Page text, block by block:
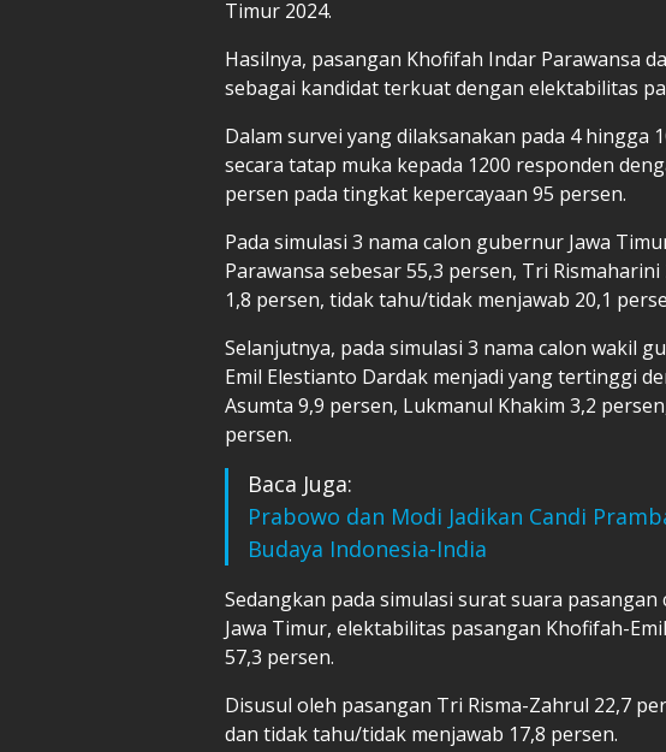
Timur 2024.
Hasilnya, pasangan Khofifah Indar Parawansa
sebagai kandidat terkuat dengan elektabilitas
Dalam survei yang dilaksanakan pada 4 hingga
secara tatap muka kepada 1200 responden
persen pada tingkat kepercayaan 95 persen.
Pada simulasi 3 nama calon gubernur Jawa
Parawansa sebesar 55,3 persen, Tri
1,8 persen, tidak tahu/tidak menjawab 20,1
Selanjutnya, pada simulasi 3 nama calon wakil
Emil Elestianto Dardak menjadi yang tertinggi
Asumta 9,9 persen, Lukmanul Khakim 3,2
persen.
Baca Juga:
Prabowo dan Modi Jadikan Candi
Budaya Indonesia-India
Sedangkan pada simulasi surat suara
Jawa Timur, elektabilitas pasangan Khofifah-
57,3 persen.
Disusul oleh pasangan Tri Risma-Zahrul 22,7
dan tidak tahu/tidak menjawab 17,8 persen.